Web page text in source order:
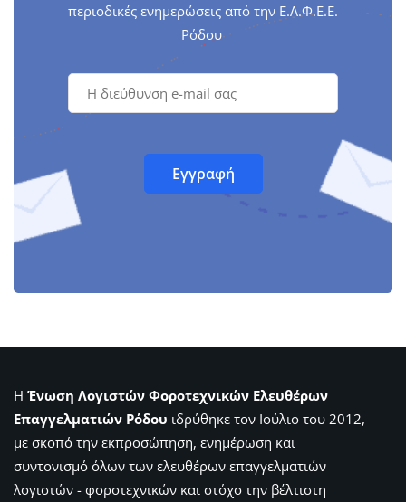
περιοδικές ενημερώσεις από την Ε.Λ.Φ.Ε.Ε.
Ρόδου
Η Ένωση Λογιστών Φοροτεχνικών Ελευθέρων
Επαγγελματιών Ρόδου ιδρύθηκε τον Ιούλιο του 2012,
με σκοπό την εκπροσώπηση, ενημέρωση και
συντονισμό όλων των ελευθέρων επαγγελματιών
λογιστών - φοροτεχνικών και στόχο την βέλτιστη